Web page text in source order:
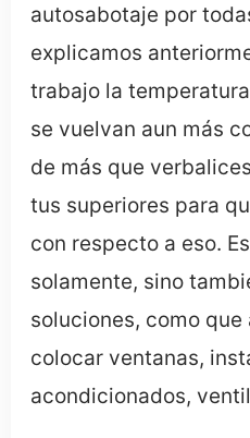
autosabotaje por
explicamos
trabajo la
se vuelvan aun más
de más que
tus superiores para
con respecto a eso.
solamente, sino
soluciones, como
colocar ventanas,
acondicionados,